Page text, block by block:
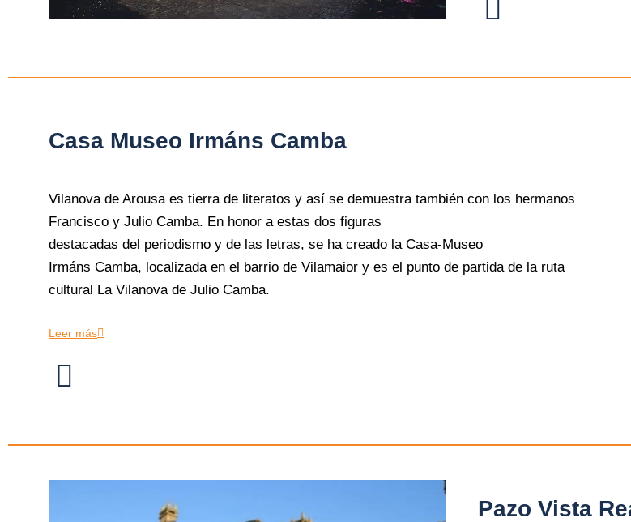
Casa Museo Irmáns Camba
Vilanova de Arousa es tierra de literatos y así se demuestra también con los hermanos
Francisco y Julio Camba. En honor a estas dos figuras
destacadas del periodismo y de las letras, se ha creado la Casa-Museo
Irmáns Camba, localizada en el barrio de Vilamaior y es el punto de partida de la ruta
cultural La Vilanova de Julio Camba.
Leer más
Pazo Vista